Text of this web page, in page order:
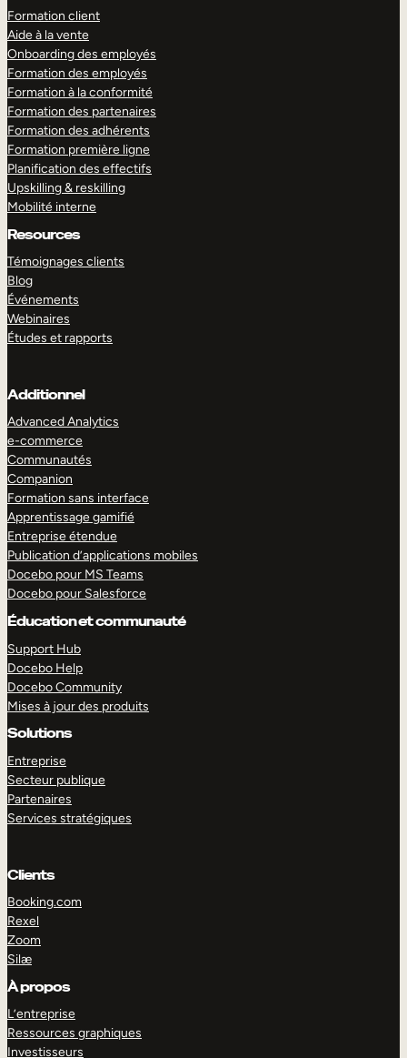
Formation client
Aide à la vente
Onboarding des employés
Formation des employés
Formation à la conformité
Formation des partenaires
Formation des adhérents
Formation première ligne
Planification des effectifs
Upskilling & reskilling
Mobilité interne
Resources
Témoignages clients
Blog
Événements
Webinaires
Études et rapports
Additionnel
Advanced Analytics
e-commerce
Communautés
Companion
Formation sans interface
Apprentissage gamifié
Entreprise étendue
Publication d’applications mobiles
Docebo pour MS Teams
Docebo pour Salesforce
Éducation et communauté
Support Hub
Docebo Help
Docebo Community
Mises à jour des produits
Solutions
Entreprise
Secteur publique
Partenaires
Services stratégiques
Clients
Booking.com
Rexel
Zoom
Silæ
À propos
L’entreprise
Ressources graphiques
Investisseurs